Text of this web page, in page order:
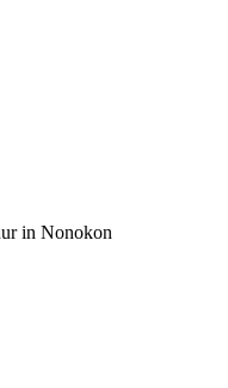
in Nonokon